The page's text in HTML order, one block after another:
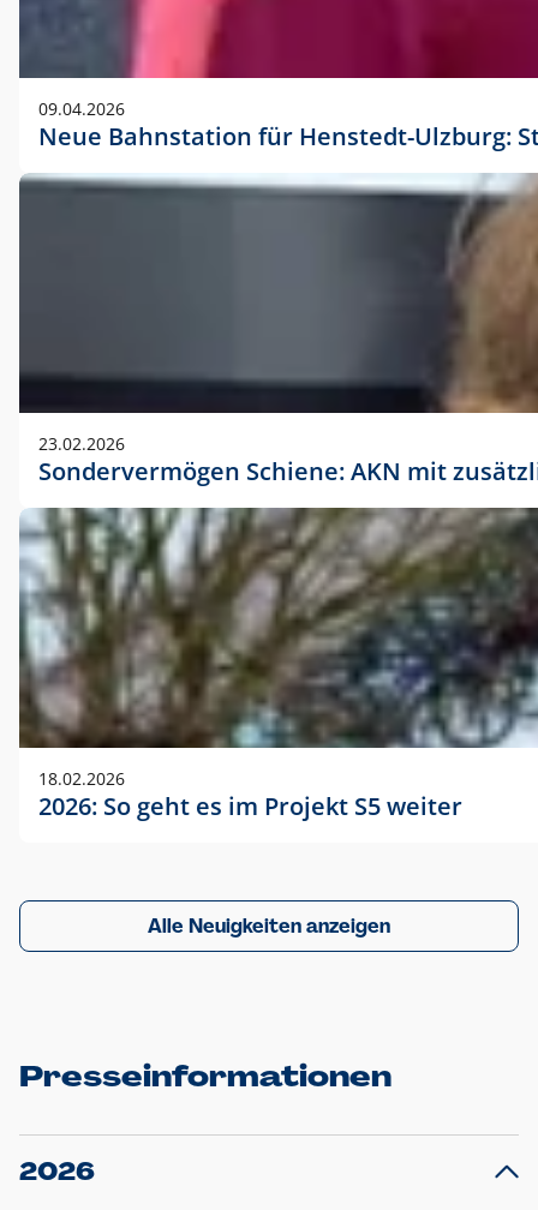
09.04.2026
Neue Bahnstation für Henstedt-Ulzburg:
23.02.2026
Sondervermögen Schiene: AKN mit
18.02.2026
2026: So geht es im Projekt S5 weiter
Alle Neuigkeiten anzeigen
Presseinformationen
2026